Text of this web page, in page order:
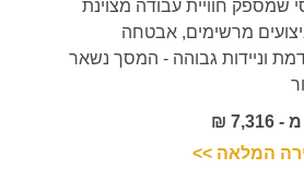
שמספק חוויית עבודה מצוינת
מרשימים, אבטחה
וניידות גבוהה - המסך נשאר
₪
המלאה >>